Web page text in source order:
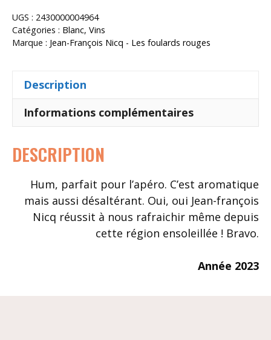
UGS : 2430000004964
Catégories : Blanc, Vins
Marque : Jean-François Nicq - Les foulards rouges
Description
Informations complémentaires
DESCRIPTION
Hum, parfait pour l’apéro. C’est aromatique
mais aussi désaltérant. Oui, oui Jean-françois
Nicq réussit à nous rafraichir même depuis
cette région ensoleillée ! Bravo.
Année 2023